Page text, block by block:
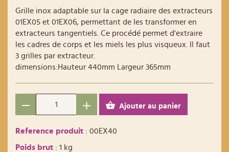
Grille inox adaptable sur la cage radiaire des extracteurs
01EX05 et 01EX06, permettant de les transformer en
extracteurs tangentiels. Ce procédé permet d'extraire
les cadres de corps et les miels les plus visqueux. Il faut
3 grilles par extracteur.
dimensions:Hauteur 440mm Largeur 365mm
Ajouter au panier
Reference produit : 00EX40
Poids brut : 1 kg